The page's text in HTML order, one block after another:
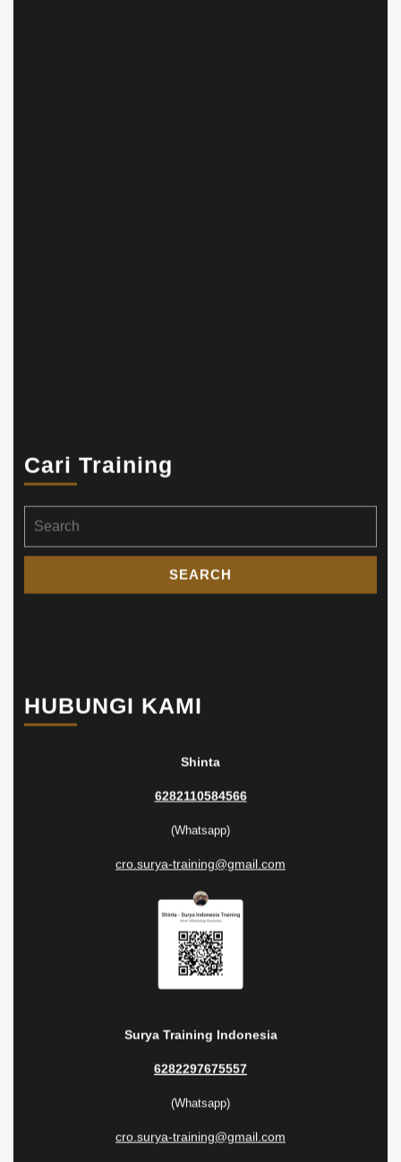
Cari Training
for:
HUBUNGI KAMI
Shinta
6282110584566
(Whatsapp)
cro.surya-training@gmail.com
Surya Training Indonesia
6282297675557
(Whatsapp)
cro.surya-training@gmail.com